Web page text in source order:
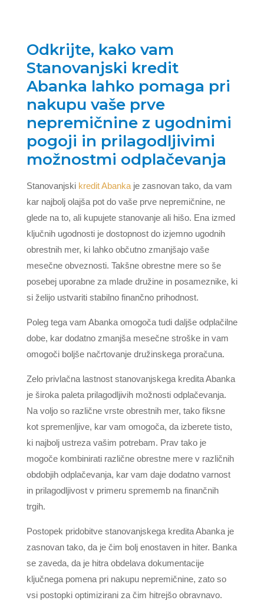
Odkrijte, kako vam
Stanovanjski kredit
Abanka lahko pomaga pri
nakupu vaše prve
nepremičnine z ugodnimi
pogoji in prilagodljivimi
možnostmi odplačevanja
Stanovanjski kredit Abankaje zasnovan tako, da vam
kar najbolj olajša pot do vaše prve nepremičnine, ne
glede na to, ali kupujete stanovanje ali hišo. Ena izmed
ključnih ugodnosti je dostopnost do izjemno ugodnih
obrestnih mer, ki lahko občutno zmanjšajo vaše
mesečne obveznosti. Takšne obrestne mere so še
posebej uporabne za mlade družine in posameznike, ki
si želijo ustvariti stabilno finančno prihodnost.
Poleg tega vam Abanka omogoča tudi daljše odplačilne
dobe, kar dodatno zmanjša mesečne stroške in vam
omogoči boljše načrtovanje družinskega proračuna.
Zelo privlačna lastnost stanovanjskega kredita Abanka
je široka paleta prilagodljivih možnosti odplačevanja.
Na voljo so različne vrste obrestnih mer, tako fiksne
kot spremenljive, kar vam omogoča, da izberete tisto,
ki najbolj ustreza vašim potrebam. Prav tako je
mogoče kombinirati različne obrestne mere v različnih
obdobjih odplačevanja, kar vam daje dodatno varnost
in prilagodljivost v primeru sprememb na finančnih
trgih.
Postopek pridobitve stanovanjskega kredita Abanka je
zasnovan tako, da je čim bolj enostaven in hiter. Banka
se zaveda, da je hitra obdelava dokumentacije
ključnega pomena pri nakupu nepremičnine, zato so
vsi postopki optimizirani za čim hitrejšo obravnavo.